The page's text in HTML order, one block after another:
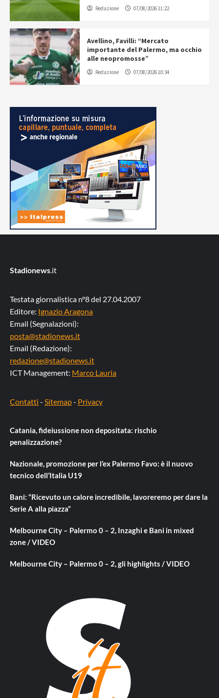
Redazione 07/08/2026 11:22
Avellino, Favilli: “Mercato
importante del Palermo, ma occhio
alle neopromosse”
Redazione 07/08/2026 10:34
Stadionews.it
Testata giornalistica n°8 del 27.04.2007
Editore: Ignazio Aragona
Email (Segnalazioni):
posta@stadionews.it
Email (Redazione):
redazione@stadionews.it
ICT Management: Marco Lauria
Contatti - Sitemap- Privacy
Catania, fideiussione non depositata: rischio
penalizzazione?
Nazionale, promozione per l’ex Palermo Favo: è il nuovo
tecnico dell’Italia U19
Bani: “Ricevuto un calore incredibile, lavoreremo per dare la
Serie A alla piazza”
Melbourne City – Palermo 0 – 2, Inzaghi e Bani in mixed
zone / VIDEO
Melbourne City – Palermo 0 – 2, gli highlights / VIDEO